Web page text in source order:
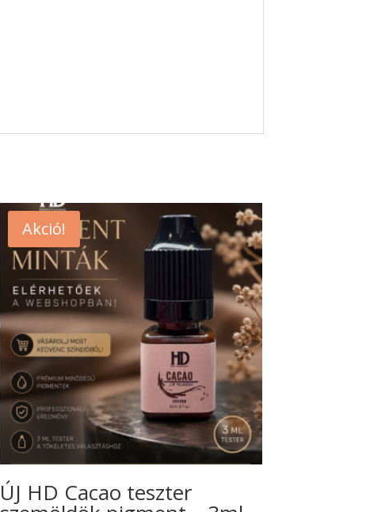
Akció!
ÚJ HD Cacao teszter